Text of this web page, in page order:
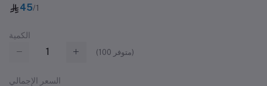
45/1
الكمية
(100 متوفر)
السعر الإجمالي